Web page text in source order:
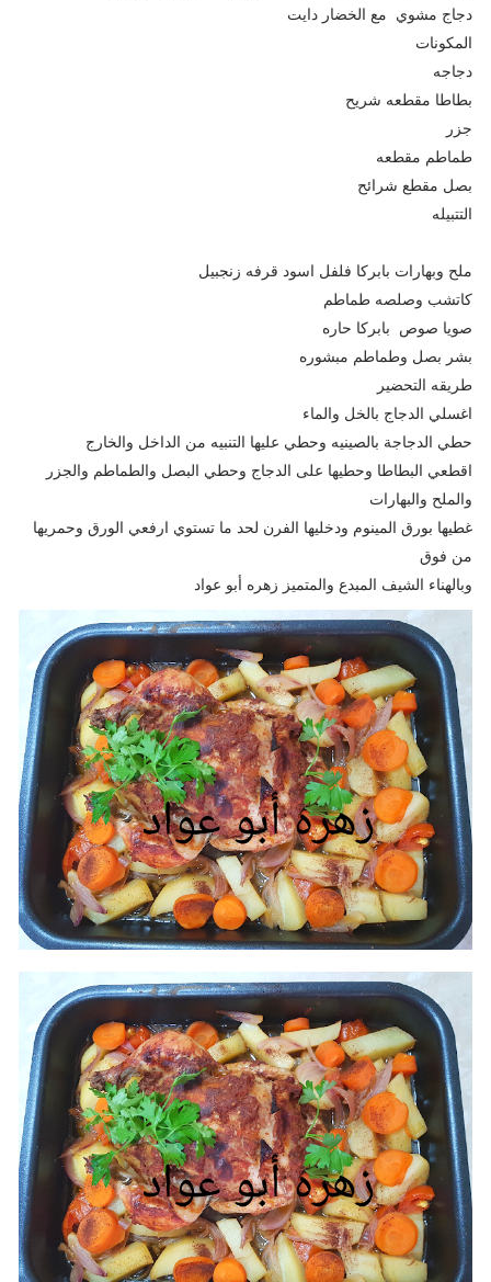
دجاج مشوي مع الخضار دايت
المكونات
دجاجه
بطاطا مقطعه شريح
جزر
طماطم مقطعه
بصل مقطع شرائح
التتبيله
ملح وبهارات بابركا فلفل اسود قرفه زنجبيل
كاتشب وصلصه طماطم
صويا صوص بابركا حاره
بشر بصل وطماطم مبشوره
طريقه التحضير
اغسلي الدجاج بالخل والماء
حطي الدجاجة بالصينيه وحطي عليها التنبيه من الداخل والخارج
اقطعي البطاطا وحطيها على الدجاج وحطي البصل والطماطم والجزر
والملح والبهارات
غطيها بورق المينوم ودخليها الفرن لحد ما تستوي ارفعي الورق وحمريها
من فوق
وبالهناء الشيف المبدع والمتميز زهره أبو عواد